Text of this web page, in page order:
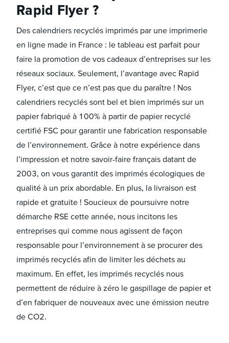
Rapid Flyer ?
Des calendriers recyclés imprimés par une imprimerie
en ligne made in France : le tableau est parfait pour
faire la promotion de vos cadeaux d’entreprises sur les
réseaux sociaux. Seulement, l’avantage avec Rapid
Flyer, c’est que ce n’est pas que du paraître ! Nos
calendriers recyclés sont bel et bien imprimés sur un
papier fabriqué à 100% à partir de papier recyclé
certifié FSC pour garantir une fabrication responsable
de l’environnement. Grâce à notre expérience dans
l’impression et notre savoir-faire français datant de
2003, on vous garantit des imprimés écologiques de
qualité à un prix abordable. En plus, la livraison est
rapide et gratuite ! Soucieux de poursuivre notre
démarche RSE cette année, nous incitons les
entreprises qui comme nous agissent de façon
responsable pour l’environnement à se procurer des
imprimés recyclés afin de limiter les déchets au
maximum. En effet, les imprimés recyclés nous
permettent de réduire à zéro le gaspillage de papier et
d’en fabriquer de nouveaux avec une émission neutre
de CO2.